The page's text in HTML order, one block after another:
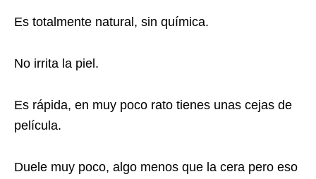
Es totalmente natural, sin química.
No irrita la piel.
Es rápida, en muy poco rato tienes unas cejas de
película.
Duele muy poco, algo menos que la cera pero eso